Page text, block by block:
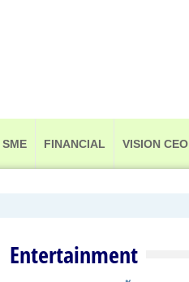
SME FINANCIAL VISION CEO
Entertainment